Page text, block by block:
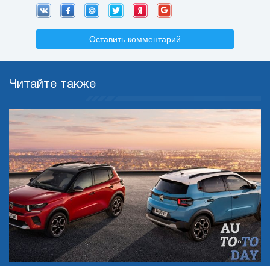
Оставить комментарий
Читайте также